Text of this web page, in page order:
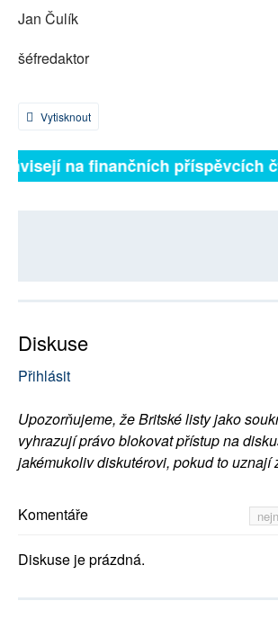
Jan Čulík
šéfredaktor
Vytisknout
na finančních příspěvcích
Diskuse
Přihlásit
Upozorňujeme, že Britské listy jako
vyhrazují právo blokovat přístup na
jakémukoliv diskutérovi, pokud to uznají
Komentáře
Diskuse je prázdná.